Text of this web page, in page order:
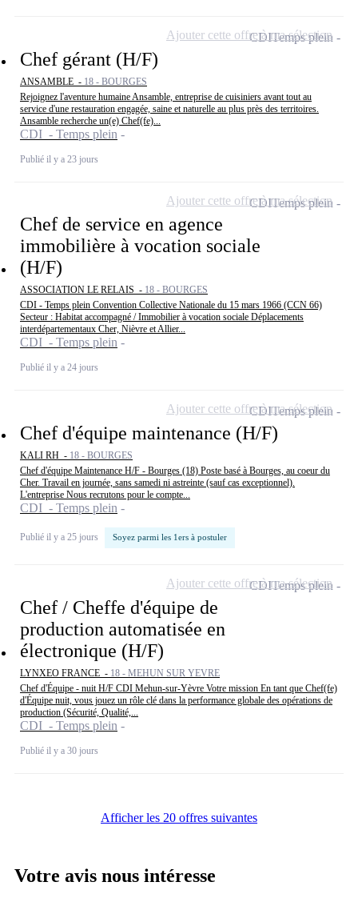
Chef gérant (H/F)
ANSAMBLE - 18 - BOURGES
Rejoignez l'aventure humaine Ansamble, entreprise de cuisiniers avant tout au
service d'une restauration engagée, saine et naturelle au plus près des territoires.
Ansamble recherche un(e) Chef(fe)...
CDI - Temps plein
Publié il y a 23 jours
CDITemps plein
Ajouter cette offre à ma sélection
Chef de service en agence
immobilière à vocation sociale
(H/F)
ASSOCIATION LE RELAIS - 18 - BOURGES
CDI - Temps plein Convention Collective Nationale du 15 mars 1966 (CCN 66)
Secteur : Habitat accompagné / Immobilier à vocation sociale Déplacements
interdépartementaux Cher, Nièvre et Allier...
CDI - Temps plein
Publié il y a 24 jours
CDITemps plein
Ajouter cette offre à ma sélection
Chef d'équipe maintenance (H/F)
KALI RH - 18 - BOURGES
Chef d'équipe Maintenance H/F - Bourges (18) Poste basé à Bourges, au coeur du
Cher. Travail en journée, sans samedi ni astreinte (sauf cas exceptionnel).
L'entreprise Nous recrutons pour le compte...
CDI - Temps plein
Publié il y a 25 jours Soyez parmi les 1ers à postuler
CDITemps plein
Ajouter cette offre à ma sélection
Chef / Cheffe d'équipe de
production automatisée en
électronique (H/F)
LYNXEO FRANCE - 18 - MEHUN SUR YEVRE
Chef d'Équipe - nuit H/F CDI Mehun-sur-Yèvre Votre mission En tant que Chef(fe)
d'Équipe nuit, vous jouez un rôle clé dans la performance globale des opérations de
production (Sécurité, Qualité,...
CDI - Temps plein
Publié il y a 30 jours
CDITemps plein
Ajouter cette offre à ma sélection
Afficher les 20 offres suivantes
Votre avis nous intéresse